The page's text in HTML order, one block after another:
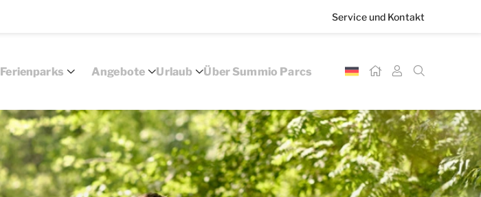
Service und Kontakt
Ferienparks Angebote Urlaub Über Summio Parcs